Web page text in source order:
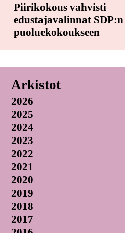
Piirikokous vahvisti
edustajavalinnat SDP:n
puoluekokoukseen
Arkistot
2026
2025
2024
2023
2022
2021
2020
2019
2018
2017